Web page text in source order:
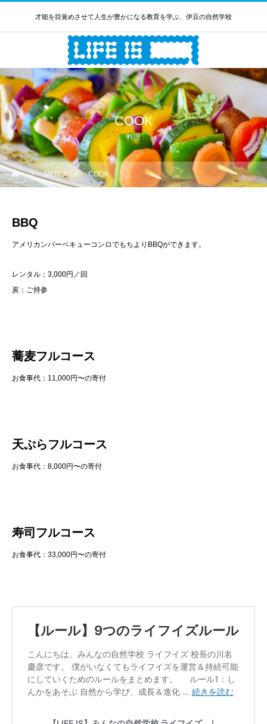
才能を目覚めさせて人生が豊かになる教育を学ぶ、伊豆の自然学校
COOK
料理
MENU COOK
BBQ
アメリカンバーベキューコンロでもちよりBBQができます。
レンタル：3,000円／回
炭：ご持参
蕎麦フルコース
お食事代：11,000円〜の寄付
天ぷらフルコース
お食事代：8,000円〜の寄付
寿司フルコース
お食事代：33,000円〜の寄付